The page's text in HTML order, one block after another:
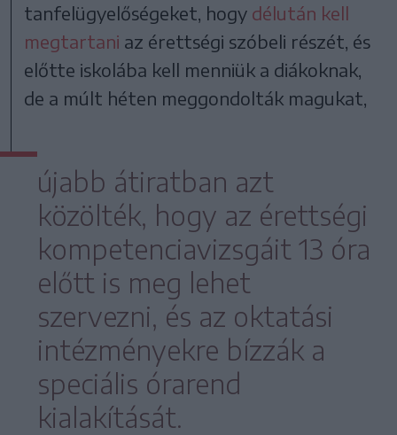
tanfelügyelőségeket, hogy délután kell
megtartani az érettségi szóbeli részét, és
előtte iskolába kell menniük a diákoknak,
de a múlt héten meggondolták magukat,
újabb átiratban azt
közölték, hogy az érettségi
kompetenciavizsgáit 13 óra
előtt is meg lehet
szervezni, és az oktatási
intézményekre bízzák a
speciális órarend
kialakítását.